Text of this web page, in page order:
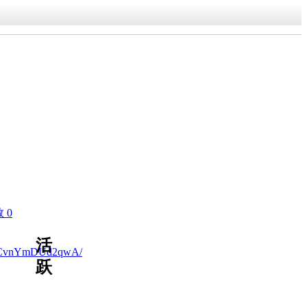
0
活
跃